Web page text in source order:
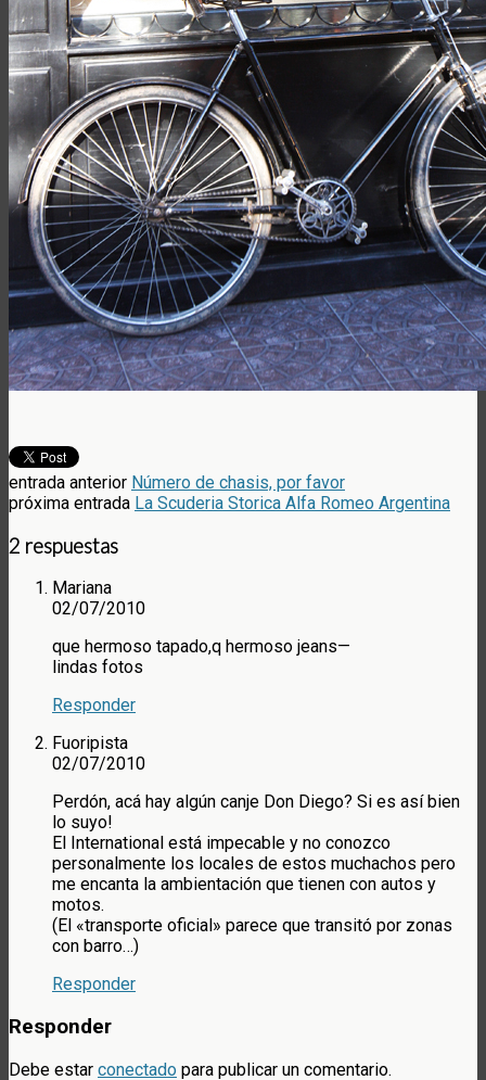
entrada anterior Número de chasis, por favor
próxima entrada La Scuderia Storica Alfa Romeo Argentina
2 respuestas
Mariana
02/07/2010
que hermoso tapado,q hermoso jeans—
lindas fotos
Responder
Fuoripista
02/07/2010
Perdón, acá hay algún canje Don Diego? Si es así bien
lo suyo!
El International está impecable y no conozco
personalmente los locales de estos muchachos pero
me encanta la ambientación que tienen con autos y
motos.
(El «transporte oficial» parece que transitó por zonas
con barro…)
Responder
Responder
Debe estar conectado para publicar un comentario.